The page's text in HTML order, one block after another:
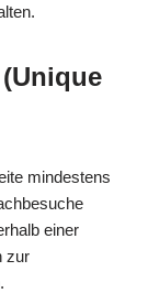
mindestens
einer
zur